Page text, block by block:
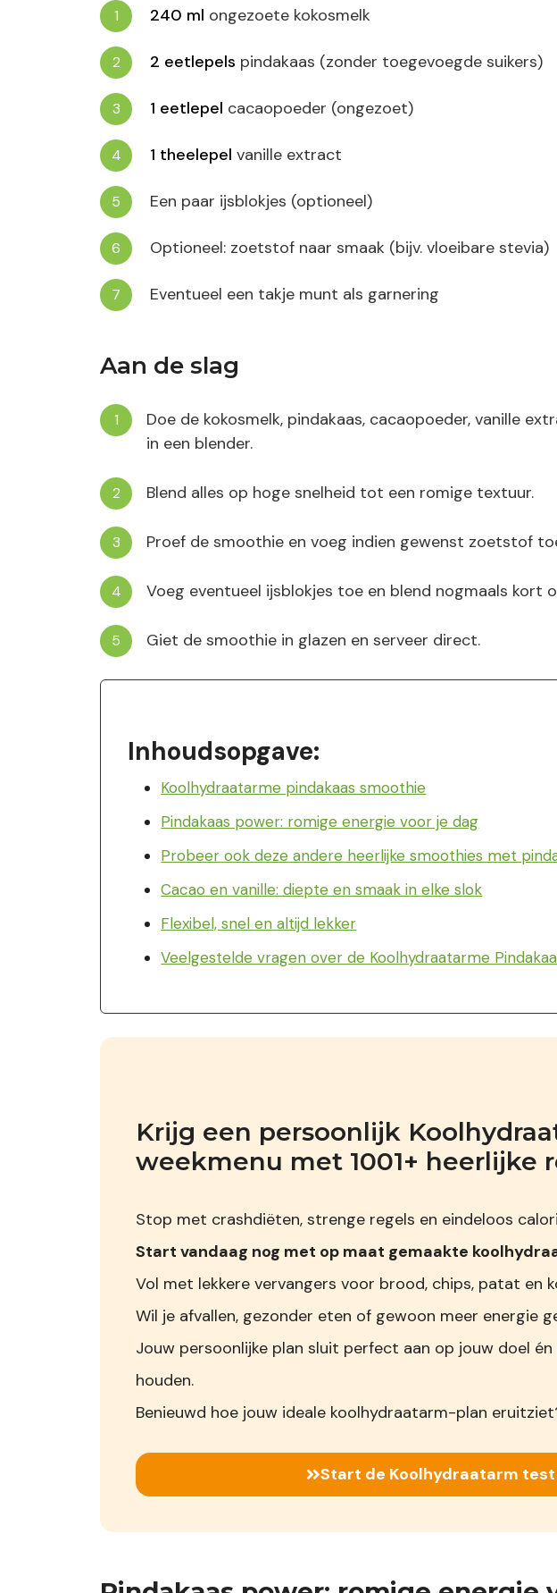
240 ml ongezoete kokosmelk
2 eetlepels pindakaas (zonder toegevoegde suikers)
1 eetlepel cacaopoeder (ongezoet)
1 theelepel vanille extract
Een paar ijsblokjes (optioneel)
Optioneel: zoetstof naar smaak (bijv. vloeibare stevia)
Eventueel een takje munt als garnering
Aan de slag
Doe de kokosmelk, pindakaas, cacaopoeder, vanille
in een blender.
Blend alles op hoge snelheid tot een romige textuur.
Proef de smoothie en voeg indien gewenst zoetstof
Voeg eventueel ijsblokjes toe en blend nogmaals kort
Giet de smoothie in glazen en serveer direct.
Inhoudsopgave:
Koolhydraatarme pindakaas smoothie
Pindakaas power: romige energie voor je dag
Probeer ook deze andere heerlijke smoothies met
Cacao en vanille: diepte en smaak in elke slok
Flexibel, snel en altijd lekker
Veelgestelde vragen over de Koolhydraatarme
Krijg een persoonlijk
weekmenu met 1001+ heerlijke
Stop met crashdiëten, strenge regels en eindeloos
Start vandaag nog met op maat gemaakte
Vol met lekkere vervangers voor brood, chips, patat en
Wil je afvallen, gezonder eten of gewoon meer energie
Jouw persoonlijke plan sluit perfect aan op jouw doel
houden.
Benieuwd hoe jouw ideale koolhydraatarm-plan
Start de Koolhydraatarm test